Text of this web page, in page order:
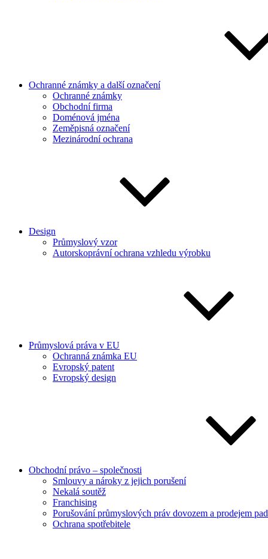
Ochranné známky a další označení
Ochranné známky
Obchodní firma
Doménová jména
Zeměpisná označení
Mezinárodní ochrana
Design
Průmyslový vzor
Autorskoprávní ochrana vzhledu výrobku
Průmyslová práva v EU
Ochranná známka EU
Evropský patent
Evropský design
Obchodní právo – společnosti
Smlouvy a nároky z jejich porušení
Nekalá soutěž
Franchising
Porušování průmyslových práv dovozem a prodejem
Ochrana spotřebitele